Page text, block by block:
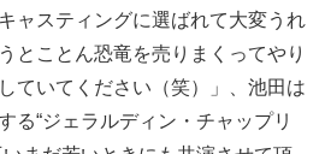
ャスティングに選ばれて大変うれ
とことん恐竜を売りまくってやり
ていてください（笑）」、池田は
る“ジェラルディン・チャップリ